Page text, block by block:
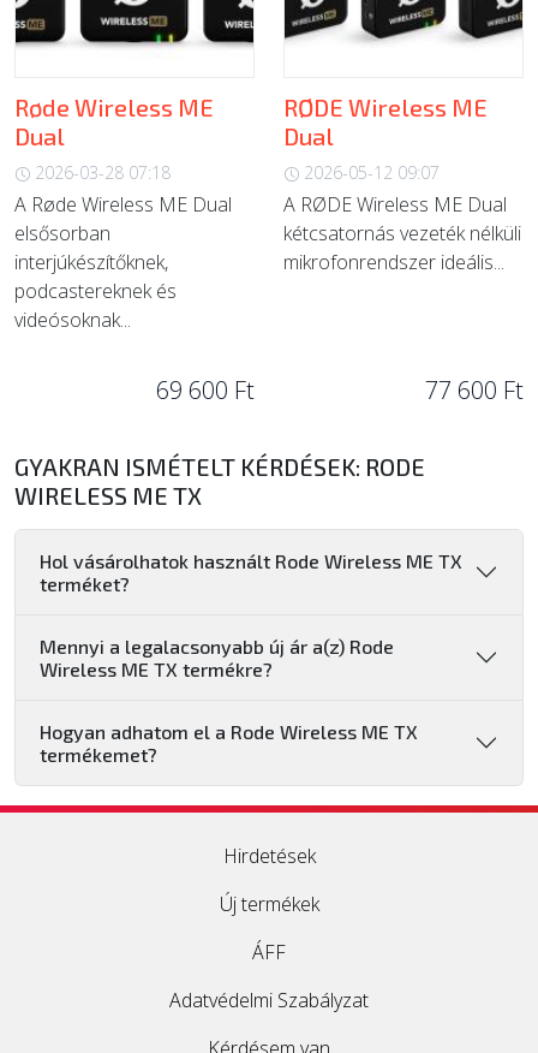
Røde Wireless ME
Dual
2026-03-28 07:18
A Røde Wireless ME Dual
elsősorban
interjúkészítőknek,
podcastereknek és
videósoknak...
69 600 Ft
RØDE Wireless ME
Dual
2026-05-12 09:07
A RØDE Wireless ME Dual
kétcsatornás vezeték nélküli
mikrofonrendszer ideális...
77 600 Ft
GYAKRAN ISMÉTELT KÉRDÉSEK: RODE
WIRELESS ME TX
Hol vásárolhatok használt Rode Wireless ME TX
terméket?
Mennyi a legalacsonyabb új ár a(z) Rode
Wireless ME TX termékre?
Hogyan adhatom el a Rode Wireless ME TX
termékemet?
Hirdetések
Új termékek
ÁFF
Adatvédelmi Szabályzat